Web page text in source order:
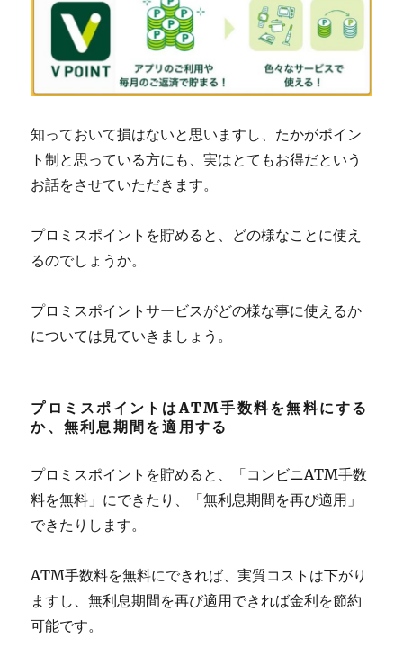
知っておいて損はないと思いますし、たかがポイン
ト制と思っている方にも、実はとてもお得だという
お話をさせていただきます。
プロミスポイントを貯めると、どの様なことに使え
るのでしょうか。
プロミスポイントサービスがどの様な事に使えるか
については見ていきましょう。
プロミスポイントはATM手数料を無料にする
か、無利息期間を適用する
プロミスポイントを貯めると、「コンビニATM手数
料を無料」にできたり、「無利息期間を再び適用」
できたりします。
ATM手数料を無料にできれば、実質コストは下がり
ますし、無利息期間を再び適用できれば金利を節約
可能です。